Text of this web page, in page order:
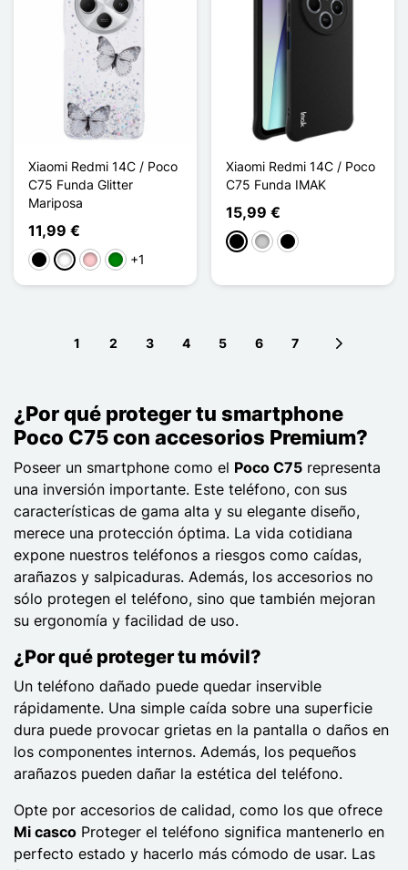
Xiaomi Redmi 14C / Poco
C75 Funda Glitter
Mariposa
11,99 €
NegroBlancoRosaVerde
+1
Xiaomi Redmi 14C / Poco
C75 Funda IMAK
15,99 €
NegroTransparente
Noir Transparent
1 2 3 4 5 6 7
¿Por qué proteger tu smartphone
Poco C75 con accesorios Premium?
Poseer un smartphone como el Poco C75 representa
una inversión importante. Este teléfono, con sus
características de gama alta y su elegante diseño,
merece una protección óptima. La vida cotidiana
expone nuestros teléfonos a riesgos como caídas,
arañazos y salpicaduras. Además, los accesorios no
sólo protegen el teléfono, sino que también mejoran
su ergonomía y facilidad de uso.
¿Por qué proteger tu móvil?
Un teléfono dañado puede quedar inservible
rápidamente. Una simple caída sobre una superficie
dura puede provocar grietas en la pantalla o daños en
los componentes internos. Además, los pequeños
arañazos pueden dañar la estética del teléfono.
Opte por accesorios de calidad, como los que ofrece
Mi casco Proteger el teléfono significa mantenerlo en
perfecto estado y hacerlo más cómodo de usar. Las